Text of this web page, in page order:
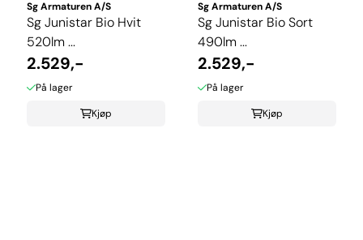
Sg Armaturen A/S
Sg Junistar Bio Hvit
520lm ...
2.529,-
På lager
Kjøp
Sg Armaturen A/S
Sg Junistar Bio Sort
490lm ...
2.529,-
På lager
Kjøp